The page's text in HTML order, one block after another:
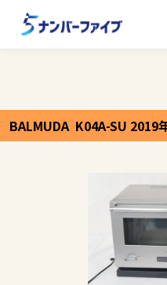
BALMUDA K04A-SU 2019